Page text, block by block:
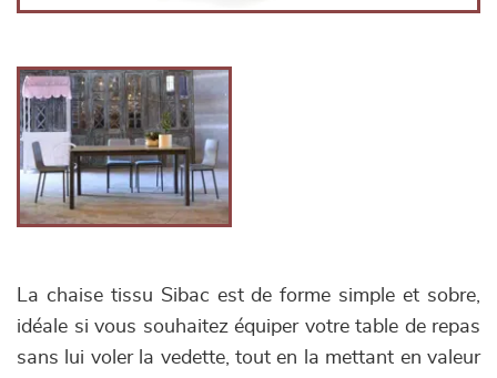
La chaise tissu Sibac est de forme simple et sobre,
idéale si vous souhaitez équiper votre table de repas
sans lui voler la vedette, tout en la mettant en valeur